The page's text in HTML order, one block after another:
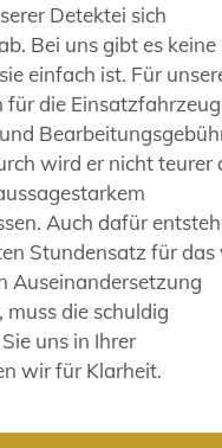
Detektei sich
Bei uns gibt es keine
einfach ist. Für
die
wird er nicht teurer
Auch dafür
Stundensatz für das
Auseinandersetzung
die schuldig
uns in Ihrer
wir für Klarheit.